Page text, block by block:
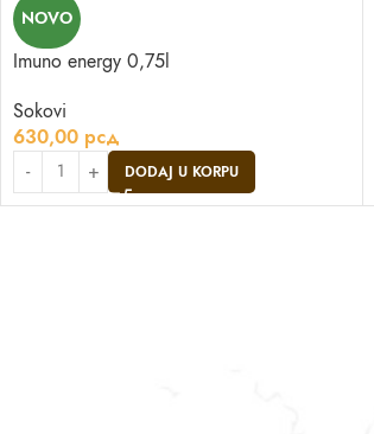
NOVO
Imuno energy 0,75l
Sokovi
630,00 рсд
DODAJ U KORPU